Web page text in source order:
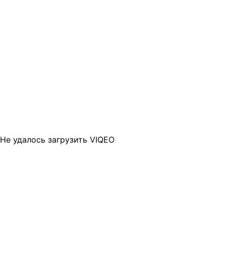
Не удалось загрузить VIQEO